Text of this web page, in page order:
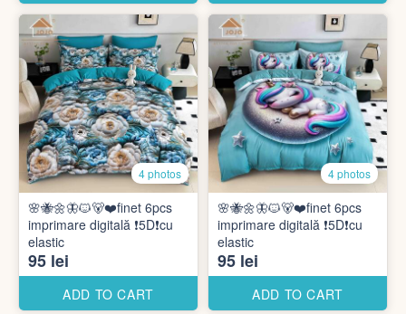
4 photos
🌸🐝🌼🦋🐱🐻❤️finet 6pcs
imprimare digitală ❗️5D❗️cu
elastic
95 lei
ADD TO CART
4 photos
🌸🐝🌼🦋🐱🐻❤️finet 6pcs
imprimare digitală ❗️5D❗️cu
elastic
95 lei
ADD TO CART